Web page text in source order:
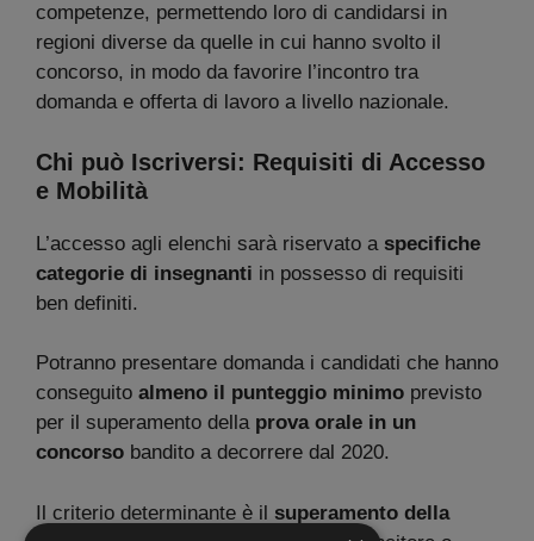
competenze, permettendo loro di candidarsi in
regioni diverse da quelle in cui hanno svolto il
concorso, in modo da favorire l’incontro tra
domanda e offerta di lavoro a livello nazionale.
Chi può Iscriversi: Requisiti di Accesso
e Mobilità
L’accesso agli elenchi sarà riservato a specifiche
categorie di insegnanti in possesso di requisiti
ben definiti.
Potranno presentare domanda i candidati che hanno
conseguito almeno il punteggio minimo previsto
per il superamento della prova orale in un
concorso bandito a decorrere dal 2020.
Il criterio determinante è il superamento della